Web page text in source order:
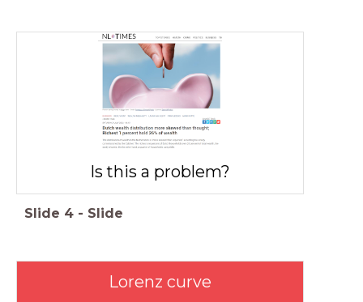
Is this a problem?
Slide 4 - Slide
Lorenz curve